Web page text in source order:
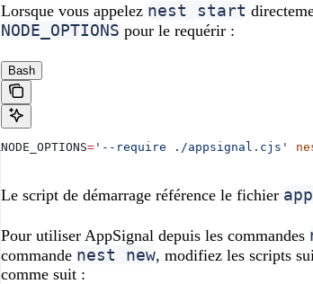
Lorsque vous appelez nest start
NODE_OPTIONS pour le requérir :
Bash
NODE_OPTIONS= '--require ./appsignal.cjs'
Le script de démarrage référence le fichier
Pour utiliser AppSignal depuis les commandes
commande nest new, modifiez les scripts
comme suit :